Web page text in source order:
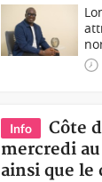
Info
Côte
mercredi
ainsi que le